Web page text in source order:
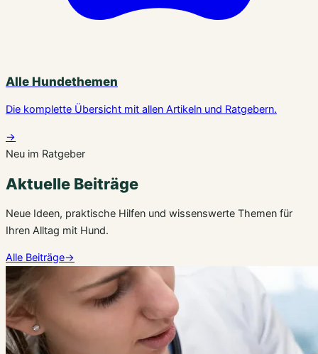
Alle Hundethemen
Die komplette Übersicht mit allen Artikeln und Ratgebern.
→
Neu im Ratgeber
Aktuelle Beiträge
Neue Ideen, praktische Hilfen und wissenswerte Themen für
Ihren Alltag mit Hund.
Alle Beiträge→